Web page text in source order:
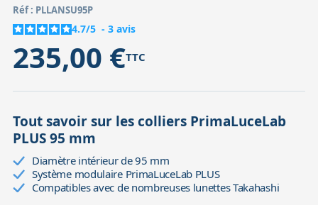
Réf : PLLANSU95P
4.7/5 - 3 avis
235,00 €TTC
Tout savoir sur les colliers PrimaLuceLab
PLUS 95 mm
Diamètre intérieur de 95 mm
Système modulaire PrimaLuceLab PLUS
Compatibles avec de nombreuses lunettes Takahashi